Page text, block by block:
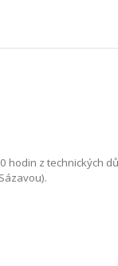
hodin z technických